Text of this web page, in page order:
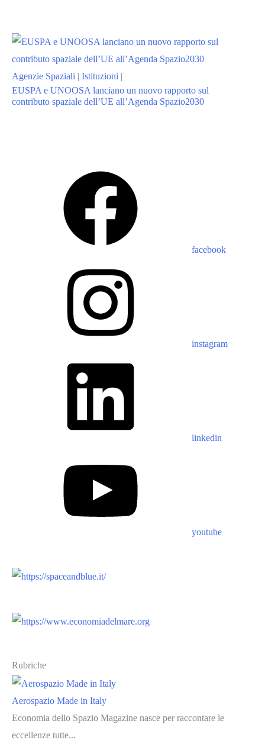
Agenzie Spaziali | Istituzioni |
EUSPA e UNOOSA lanciano un nuovo rapporto sul
contributo spaziale dell’UE all’Agenda Spazio2030
facebook
instagram
linkedin
youtube
Rubriche
Aerospazio Made in Italy
Economia dello Spazio Magazine nasce per raccontare le
eccellenze tutte...